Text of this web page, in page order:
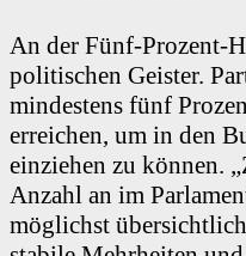
An der Fünf-Prozent-
politischen Geister.
mindestens fünf
erreichen, um in den
einziehen zu können.
Anzahl an im
möglichst